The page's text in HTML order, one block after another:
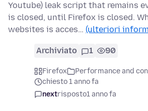
Youtube) leak script that remains
is closed, until Firefox is closed.
websites is acces… (ulteriori
Archiviato 1 90
Firefox
Performance and
chiesto 1 anno fa
nextrisposto1 anno fa